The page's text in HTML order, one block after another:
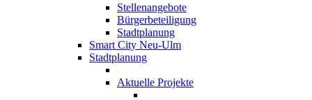
Stellenangebote
Bürgerbeteiligung
Stadtplanung
Smart City Neu-Ulm
Stadtplanung
Aktuelle Projekte